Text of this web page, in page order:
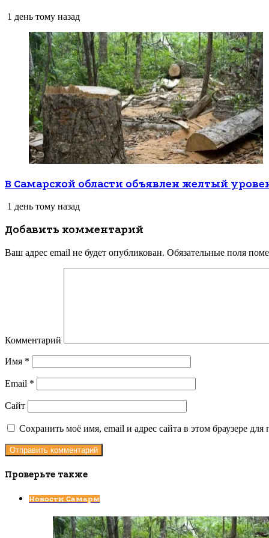
1 день тому назад
В Самарской области объявлен желтый
1 день тому назад
Добавить комментарий
Ваш адрес email не будет опубликован. Обязательные поля
Комментарий
Имя *
Email *
Сайт
Сохранить моё имя, email и адрес сайта в этом браузере
Проверьте также
ЗакрытьНовости Самары